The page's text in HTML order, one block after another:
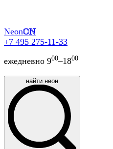
NeonON
+7 495 275-11-33
ежедневно 900–1800
найти неон